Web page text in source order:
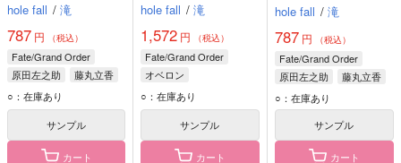
hole fall / 滝
787 円 （税込）
Fate/Grand Order
原田左之助
藤丸立香
○：在庫あり
サンプル
カート
hole fall / 滝
1,572 円 （税込）
Fate/Grand Order
オベロン
藤丸立香
○：在庫あり
サンプル
カート
hole fall / 滝
787円 （税込）
Fate/Grand Order
原田左之助
藤丸立香
○：在庫あり
サンプル
カート